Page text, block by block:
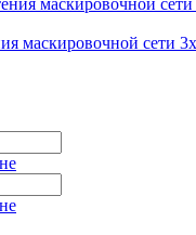
маскировочной сети